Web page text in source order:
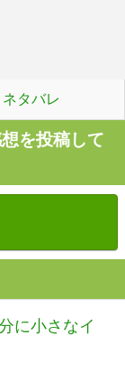
ネタバレ
を投稿して
に小さなイ